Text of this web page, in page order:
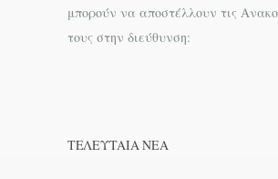
μπορούν να αποστέλλουν τις
τους στην διεύθυνση:
ΤΕΛΕΥΤΑΊΑ ΝΕΑ